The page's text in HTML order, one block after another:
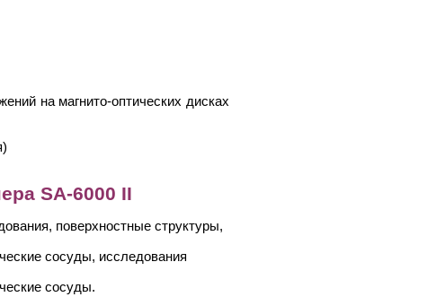
на магнито-оптических дисках
SA-6000 II
поверхностные структуры,
сосуды, исследования
сосуды.